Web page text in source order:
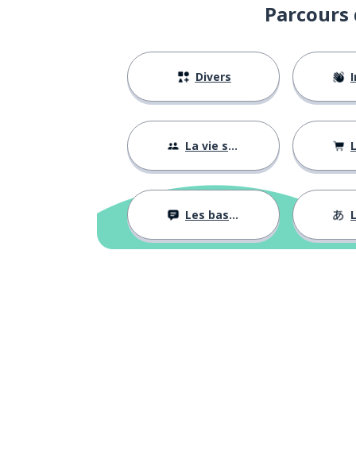
Divers
La vie sociale
Les bases